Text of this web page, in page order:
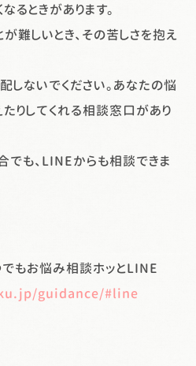
るときがあります。
難しいとき、その苦しさを抱え
しないでください。あなたの悩
りしてくれる相談窓口があり
でも、LINEからも相談できま
もお悩み相談ホッとLINE
guidance/#line